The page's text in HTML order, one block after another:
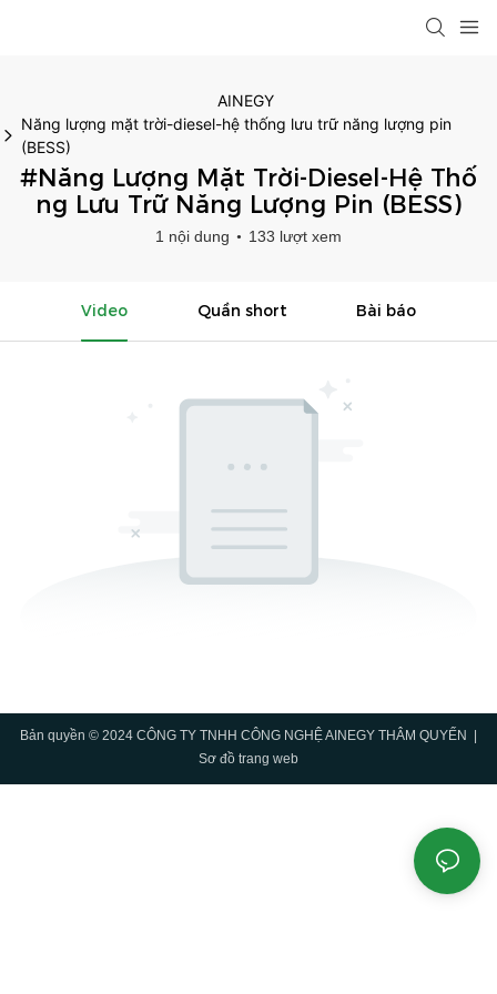
AINEGY
Năng lượng mặt trời-diesel-hệ thống lưu trữ năng lượng pin
(BESS)
#Năng Lượng Mặt Trời-Diesel-Hệ Thố
Ng Lưu Trữ Năng Lượng Pin (BESS)
1 nội dung 133 lượt xem
Video Quần short Bài báo
Bản quyền © 2024 CÔNG TY TNHH CÔNG NGHỆ AINEGY THÂM QUYẾN |
Sơ đồ trang web